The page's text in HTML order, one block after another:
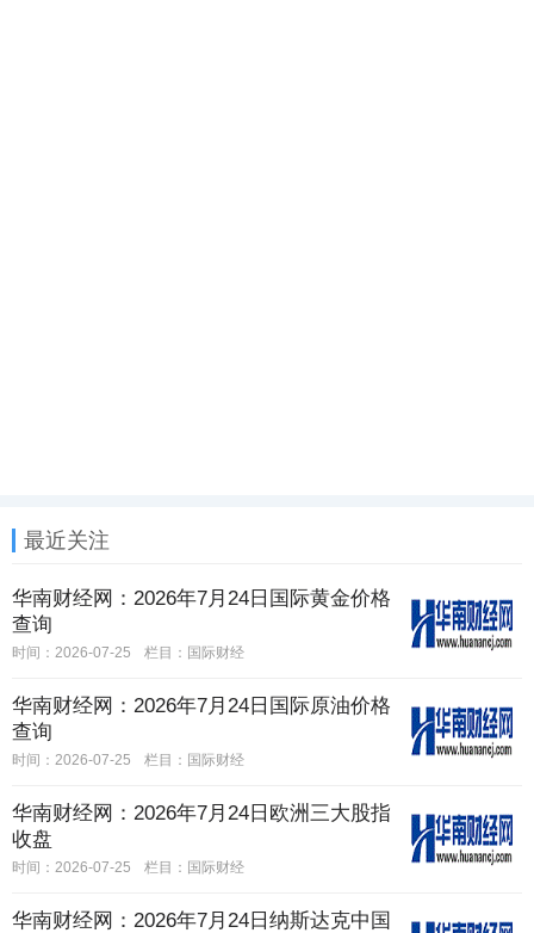
最近关注
华南财经网：2026年7月24日国际黄金价格
查询
时间：2026-07-25 栏目： 国际财经
华南财经网：2026年7月24日国际原油价格
查询
时间：2026-07-25 栏目： 国际财经
华南财经网：2026年7月24日欧洲三大股指
收盘
时间：2026-07-25 栏目： 国际财经
华南财经网：2026年7月24日纳斯达克中国